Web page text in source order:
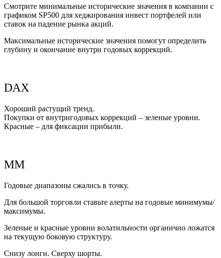
Смотрите минимальные исторические значения в компании с
графиком SP500 для хеджирования инвест портфелей или
ставок на падение рынка акций.
Максимальные исторические значения помогут определить
глубину и окончание внутри годовых коррекций.
DAX
Хороший растущий тренд.
Покупки от внутригодовых коррекций – зеленые уровни.
Красные – для фиксации прибыли.
ММ
Годовые диапазоны сжались в точку.
Для большой торговли ставьте алерты на годовые минимумы/
максимумы.
Зеленые и красные уровни волатильности органично ложатся
на текущую боковую структуру.
Снизу лонги. Сверху шорты.